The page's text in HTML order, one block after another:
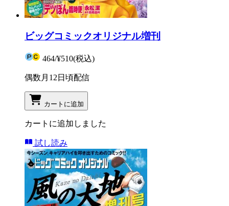
ビッグコミックオリジナル増刊
464/¥510(税込)
偶数月12日頃配信
カートに追加
カートに追加しました
試し読み